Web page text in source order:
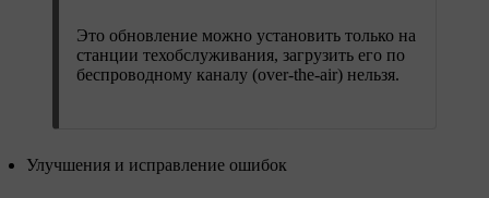
Это обновление можно установить только на
станции техобслуживания, загрузить его по
беспроводному каналу (over-the-air) нельзя.
Улучшения и исправление ошибок